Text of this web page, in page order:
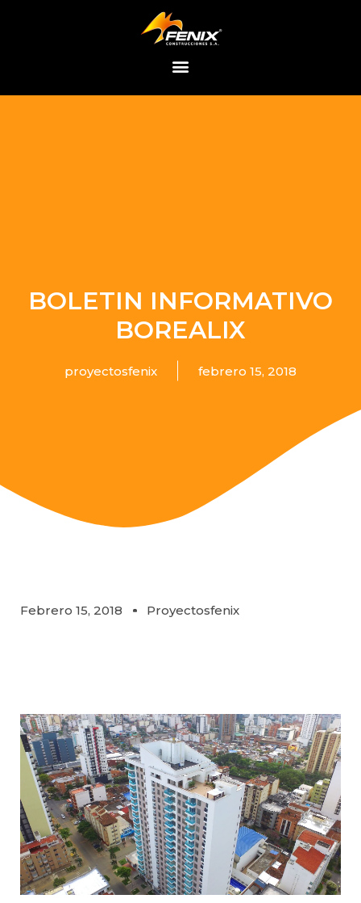
BOLETIN INFORMATIVO
BOREALIX
proyectosfenix febrero 15, 2018
Febrero 15, 2018 Proyectosfenix